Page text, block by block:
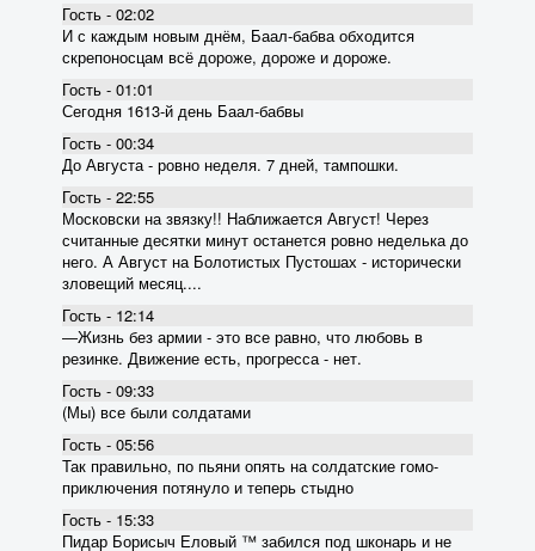
Гость - 02:02
И с каждым новым днём, Баал-бабва обходится
скрепоносцам всё дороже, дороже и дороже.
Гость - 01:01
Сегодня 1613-й день Баал-бабвы
Гость - 00:34
До Августа - ровно неделя. 7 дней, тампошки.
Гость - 22:55
Московски на звязку!! Наближается Август! Через
считанные десятки минут останется ровно неделька до
него. А Август на Болотистых Пустошах - исторически
зловещий месяц....
Гость - 12:14
―Жизнь без армии - это все равно, что любовь в
резинке. Движение есть, прогресса - нет.
Гость - 09:33
(Мы) все были солдатами
Гость - 05:56
Так правильно, по пьяни опять на солдатские гомо-
приключения потянуло и теперь стыдно
Гость - 15:33
Пидар Борисыч Еловый ™ забился под шконарь и не